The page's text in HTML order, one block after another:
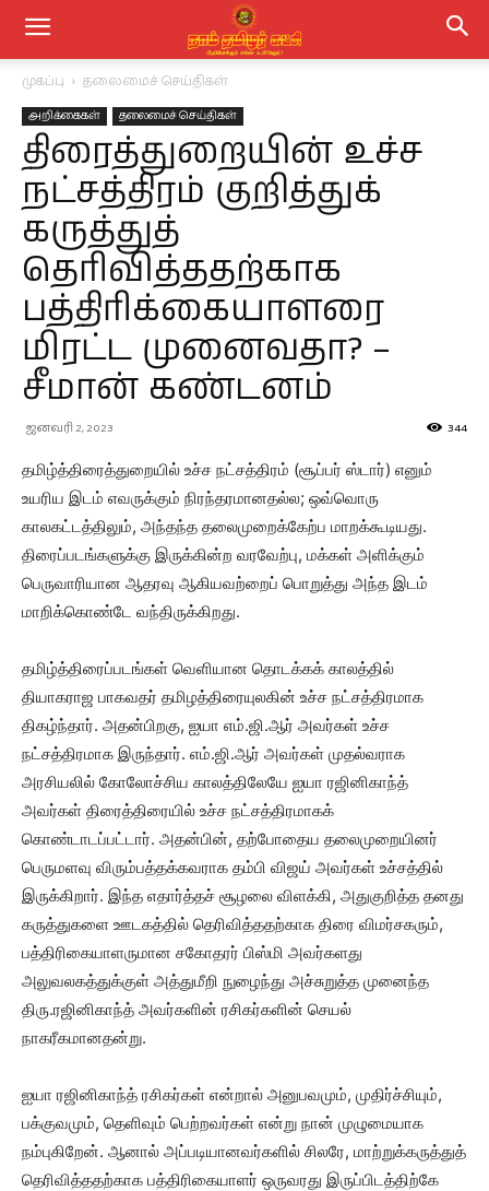
முகப்பு தலைமைச் செய்திகள்
அறிக்கைகள் தலைமைச் செய்திகள்
திரைத்துறையின் உச்ச
நட்சத்திரம் குறித்துக்
கருத்துத்
தெரிவித்ததற்காக
பத்திரிக்கையாளரை
மிரட்ட முனைவதா? –
சீமான் கண்டனம்
ஜனவரி 2, 2023 344
தமிழ்த்திரைத்துறையில் உச்ச நட்சத்திரம் (சூப்பர் ஸ்டார்) எனும்
உயரிய இடம் எவருக்கும் நிரந்தரமானதல்ல; ஒவ்வொரு
காலகட்டத்திலும், அந்தந்த தலைமுறைக்கேற்ப மாறக்கூடியது.
திரைப்படங்களுக்கு இருக்கின்ற வரவேற்பு, மக்கள் அளிக்கும்
பெருவாரியான ஆதரவு ஆகியவற்றைப் பொறுத்து அந்த இடம்
மாறிக்கொண்டே வந்திருக்கிறது.
தமிழ்த்திரைப்படங்கள் வெளியான தொடக்கக் காலத்தில்
தியாகராஜ பாகவதர் தமிழத்திரையுலகின் உச்ச நட்சத்திரமாக
திகழ்ந்தார். அதன்பிறகு, ஐயா எம்.ஜி.ஆர் அவர்கள் உச்ச
நட்சத்திரமாக இருந்தார். எம்.ஜி.ஆர் அவர்கள் முதல்வராக
அரசியலில் கோலோச்சிய காலத்திலேயே ஐயா ரஜினிகாந்த்
அவர்கள் திரைத்திரையில் உச்ச நட்சத்திரமாகக்
கொண்டாடப்பட்டார். அதன்பின், தற்போதைய தலைமுறையினர்
பெருமளவு விரும்பத்தக்கவராக தம்பி விஜய் அவர்கள் உச்சத்தில்
இருக்கிறார். இந்த எதார்த்தச் சூழலை விளக்கி, அதுகுறித்த தனது
கருத்துகளை ஊடகத்தில் தெரிவித்ததற்காக திரை விமர்சகரும்,
பத்திரிகையாளருமான சகோதரர் பிஸ்மி அவர்களது
அலுவலகத்துக்குள் அத்துமீறி நுழைந்து அச்சுறுத்த முனைந்த
திரு.ரஜினிகாந்த் அவர்களின் ரசிகர்களின் செயல்
நாகரீகமானதன்று.
ஐயா ரஜினிகாந்த் ரசிகர்கள் என்றால் அனுபவமும், முதிர்ச்சியும்,
பக்குவமும், தெளிவும் பெற்றவர்கள் என்று நான் முழுமையாக
நம்புகிறேன். ஆனால் அப்படியானவர்களில் சிலரே, மாற்றுக்கருத்துத்
தெரிவித்ததற்காக பத்திரிகையாளர் ஒருவரது இருப்பிடத்திற்கே